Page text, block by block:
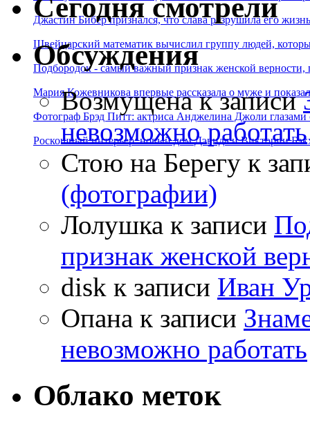
Джастин Бибер признался, что слава разрушила его
Швейцарский математик вычислил группу людей,
Подбородок - самый важный признак женской
Мария Кожевникова впервые рассказала о муже и
Фотограф Брэд Питт: актриса Анджелина Джоли глазами
Роскошный интерьер: новый дом Дэвида и Виктории
Сегодня смотрели
Обсуждения
Возмущенак записи
невозможно работать
Стою на Берегу к
(фотографии)
Лолушка к записи
признак женской
disk к записи Иван
Опана к записи
невозможно работать
Облако меток